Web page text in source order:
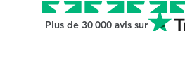
Plus de 30 000 avis sur